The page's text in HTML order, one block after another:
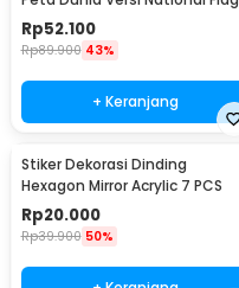
- ZJP-M018
Rp52.100
Rp89.900 43%
+ Keranjang
Stiker Dekorasi Dinding
Hexagon Mirror Acrylic 7 PCS
Rp20.000
Rp39.900 50%